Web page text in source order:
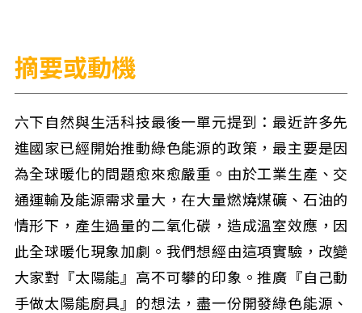
摘要或動機
六下自然與生活科技最後一單元提到：最近許多先
進國家已經開始推動綠色能源的政策，最主要是因
為全球暖化的問題愈來愈嚴重。由於工業生產、交
通運輸及能源需求量大，在大量燃燒煤礦、石油的
情形下，產生過量的二氧化碳，造成溫室效應，因
此全球暖化現象加劇。我們想經由這項實驗，改變
大家對『太陽能』高不可攀的印象。推廣『自己動
手做太陽能廚具』的想法，盡一份開發綠色能源、